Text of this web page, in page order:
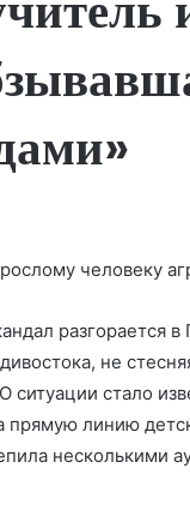
человеку
разгорается в
не
стало
прямую линию
несколькими